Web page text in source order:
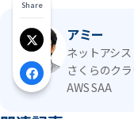
アミー
ネットアシ
さくらのク
AWS SAA
Share
Xでシェア
Facebookでシェ